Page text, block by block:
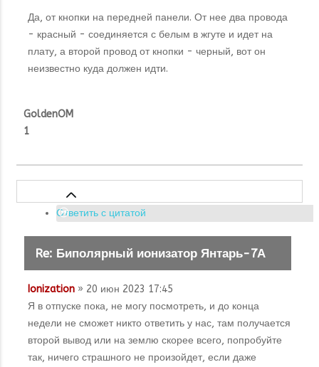
Да, от кнопки на передней панели. От нее два провода
- красный - соединяется с белым в жгуте и идет на
плату, а второй провод от кнопки - черный, вот он
неизвестно куда должен идти.
GoldenOM
1
Ответить с цитатой
Re: Биполярный ионизатор Янтарь-7А
Ionization » 20 июн 2023 17:45
Я в отпуске пока, не могу посмотреть, и до конца
недели не сможет никто ответить у нас, там получается
второй вывод или на землю скорее всего, попробуйте
так, ничего страшного не произойдет, если даже